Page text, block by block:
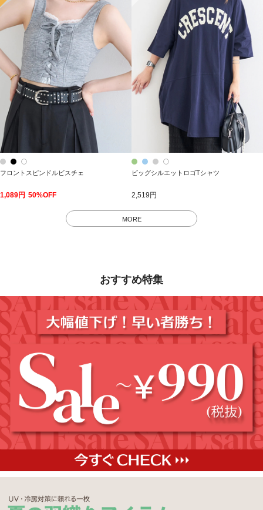
フロントスピンドルビスチェ
1,089円 50%OFF
ビッグシルエットロゴTシャツ
2,519円
MORE
おすすめ特集